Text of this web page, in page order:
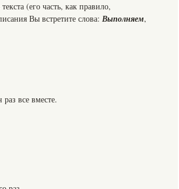
(его часть, как правило,
Вы встретите слова: Выполняем,
все вместе.